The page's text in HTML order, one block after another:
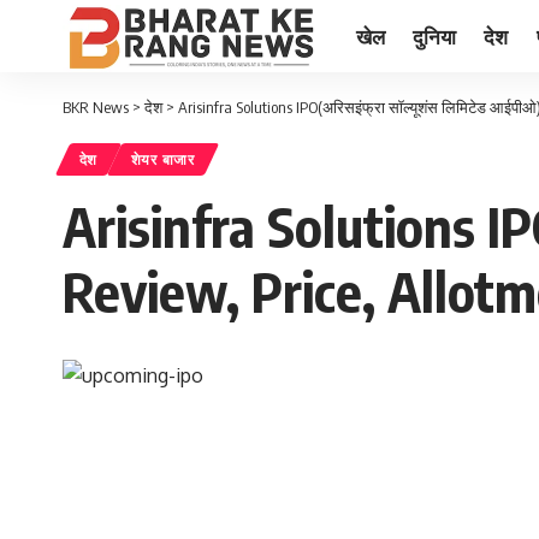
खेल दुनिया देश
BKR News >देश> Arisinfra Solutions IPO(अरिसइंफ्रा सॉल्यूशंस लिमिटेड
देश शेयर बाजार
Arisinfra Solutions
Review, Price,